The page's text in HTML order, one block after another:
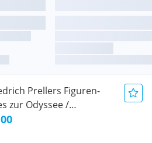
Prellers Figuren-
zur Odyssee /
/ Kunstbuch